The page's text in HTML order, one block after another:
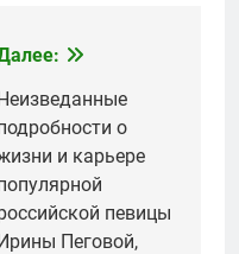
о
и карьере
певицы
Пеговой,